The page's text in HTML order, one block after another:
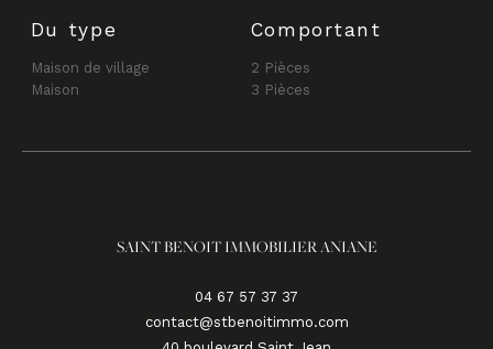
Du type
Maison de village
Maison
Comportant
2 Pièces
3 Pièces
SAINT BENOIT IMMOBILIER ANIANE
04 67 57 37 37
contact@stbenoitimmo.com